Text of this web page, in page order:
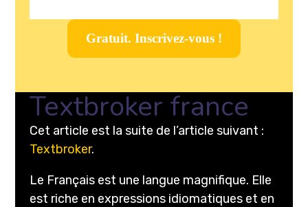
Gratuit. Inscrivez-vous !
Textbroker france
Cet article est la suite de l’article suivant :
Textbroker.
Le Français est une langue magnifique. Elle
est riche en expressions idiomatiques et en